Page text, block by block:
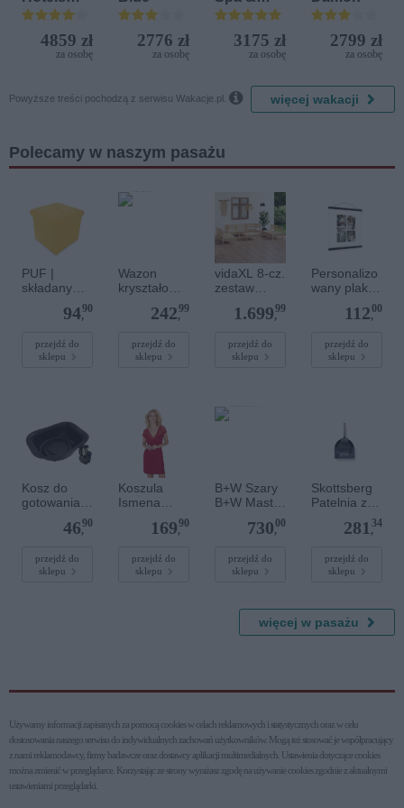
Terrasini
(ex. Citta
del Mare)
4859 zł
za osobę
2776 zł
za osobę
Aquapark
3175 zł
za osobę
2799 zł
za osobę
Powyższe treści pochodzą z serwisu Wakacje.pl.  więcej wakacji
Polecamy w naszym pasażu
PUF |
składany
schowkiem |
żółty
94,
90
przejdź do
sklepu
Wazon
kryształowy
Bazalt
(127037)
242,
99
przejdź do
sklepu
vidaXL 8-cz.
zestaw
wypoczynko
ogrodu,
drewno
1.699,
99
przejdź do
sklepu
Personalizo
wany plakat
lakierowany
magnetyczn
112,
00
przejdź do
sklepu
Kosz do
gotowania
VarMix 246,
90
przejdź do
sklepu
Koszula
Ismena
169,
90
przejdź do
sklepu
B+W Szary
B+W Master
NDX1000
1101616
77mm
730,
00
przejdź do
sklepu
Skottsberg
Patelnia ze
węglowej 24
Skórzane
rękawice,
281 ,
34
przejdź do
sklepu
więcej w pasażu
Używamy informacji zapisanych za pomocą cookies w celach reklamowych i statystycznych oraz w celu
dostosowania naszego serwisu do indywidualnych zachowań użytkowni­ków. Mogą też stosować je współpracujący
z nami reklamodawcy, firmy badawcze oraz dostawcy aplikacji multimedialnych. Ustawienia dotyczące cookies
można zmienić w przeglądarce. Korzystając ze strony wyrażasz zgodę na używanie cookies zgodnie z aktualnymi
ustawieniami przeglądarki.